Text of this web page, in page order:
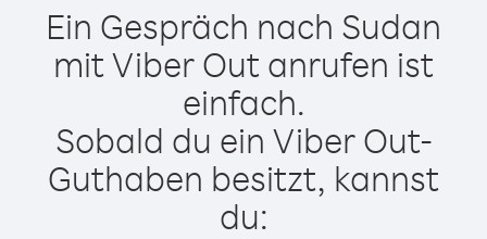
Ein Gespräch nach Sudan
mit Viber Out anrufen ist
einfach.
Sobald du ein Viber Out-
Guthaben besitzt, kannst
du: